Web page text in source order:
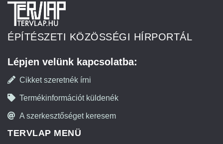
ÉPÍTÉSZETI KÖZÖSSÉGI HÍRPORTÁL
Lépjen velünk kapcsolatba:
Cikket szeretnék írni
Termékinformációt küldenék
A szerkesztőséget keresem
TERVLAP MENÜ